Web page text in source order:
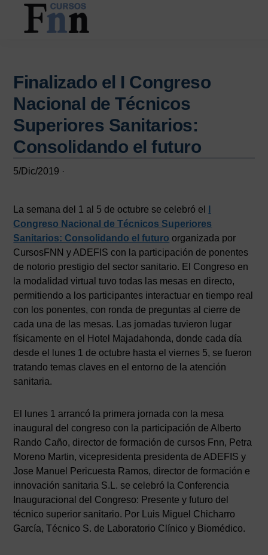
Saltar
contenido
Saltar
principal
online
Finalizado el I Congreso
Nacional de Técnicos
Superiores Sanitarios:
Consolidando el futuro
5/Dic/2019 ·
La semana del 1 al 5 de octubre se celebró el
Congreso Nacional de Técnicos Superiores
Sanitarios: Consolidando el futuro organizada por
CursosFNN y ADEFIS con la participación de ponentes
de notorio prestigio del sector sanitario. El Congreso en
la modalidad virtual tuvo todas las mesas en directo,
permitiendo a los participantes interactuar en tiempo real
con los ponentes, con ronda de preguntas al cierre de
cada una de las mesas. Las jornadas tuvieron lugar
físicamente en el Hotel Majadahonda, donde cada día
desde el lunes 1 de octubre hasta el viernes 5, se fueron
tratando temas claves en el entorno de la atención
sanitaria.
El lunes 1 arrancó la primera jornada con la mesa
inaugural del congreso con la participación de Alberto
Rando Caño, director de formación de cursos Fnn, Petra
Moreno Martin, vicepresidenta presidenta de ADEFIS y
Jose Manuel Pericuesta Ramos, director de formación e
innovación sanitaria S.L. se celebró la Conferencia
Inauguracional del Congreso: Presente y futuro del
técnico superior sanitario. Por Luis Miguel Chicharro
García, Técnico S. de Laboratorio Clínico y Biomédico.